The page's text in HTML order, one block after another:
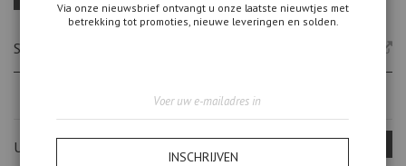
SEARCH BRANDS
UITGELICHTE MERKEN
Via onze nieuwsbrief ontvangt u onze laatste nieuwtjes met
betrekking tot promoties, nieuwe leveringen en solden.
op
onze
INSCHRIJVEN